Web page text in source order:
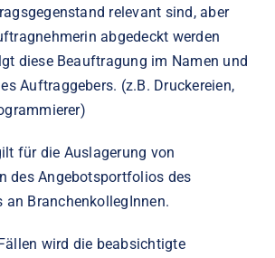
relevant sind, aber
abgedeckt werden
diese Beauftragung im Namen und
Auftraggebers. (z.B. Druckereien,
für die Auslagerung von
des Angebotsportfolios des
an BranchenkollegInnen.
wird die beabsichtigte